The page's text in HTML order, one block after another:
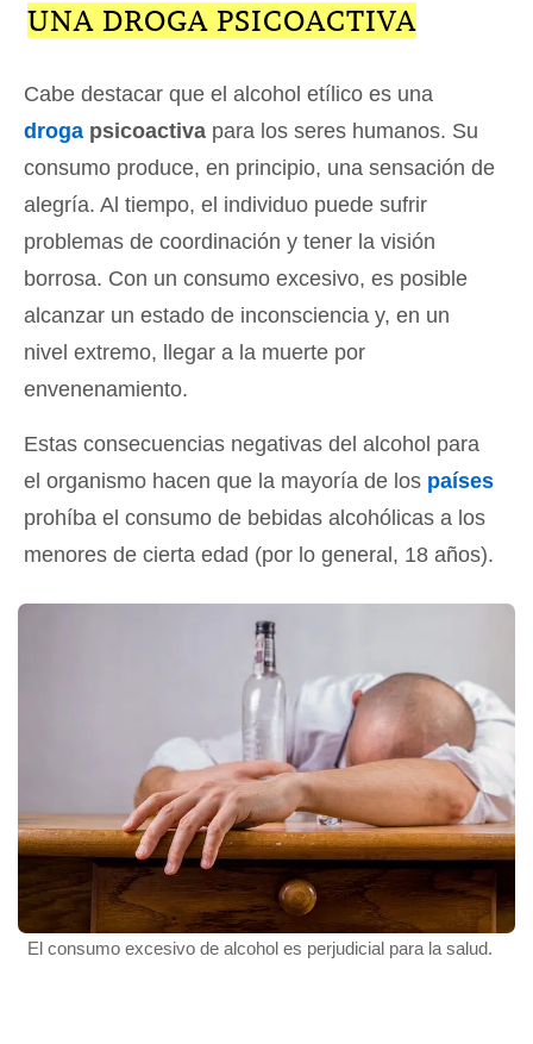
UNA DROGA PSICOACTIVA
Cabe destacar que el alcohol etílico es una
droga psicoactiva para los seres humanos. Su
consumo produce, en principio, una sensación de
alegría. Al tiempo, el individuo puede sufrir
problemas de coordinación y tener la visión
borrosa. Con un consumo excesivo, es posible
alcanzar un estado de inconsciencia y, en un
nivel extremo, llegar a la muerte por
envenenamiento.
Estas consecuencias negativas del alcohol para
el organismo hacen que la mayoría de los países
prohíba el consumo de bebidas alcohólicas a los
menores de cierta edad (por lo general, 18 años).
El consumo excesivo de alcohol es perjudicial para la salud.